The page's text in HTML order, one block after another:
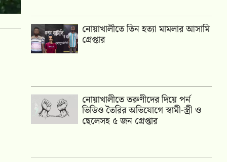
নোয়াখালীতে তিন হত্যা মামলার আসামি
গ্রেপ্তার
নোয়াখালীতে তরুণীদের দিয়ে পর্ন
ভিডিও তৈরির অভিযোগে স্বামী-স্ত্রী ও
ছেলেসহ ৫ জন গ্রেপ্তার